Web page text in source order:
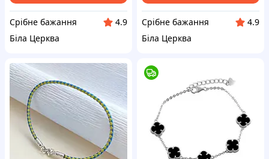
Срібне бажання
4.9
Біла Церква
Срібне бажання
4.9
Біла Церква